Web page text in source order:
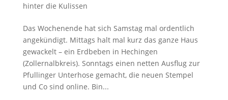
hinter die Kulissen
Das Wochenende hat sich Samstag mal ordentlich
angekündigt. Mittags halt mal kurz das ganze Haus
gewackelt – ein Erdbeben in Hechingen
(Zollernalbkreis). Sonntags einen netten Ausflug zur
Pfullinger Unterhose gemacht, die neuen Stempel
und Co sind online. Bin...